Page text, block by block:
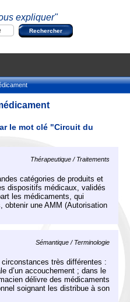
expliquer"
le mot clé "Circuit du
Thérapeutique / Traitements
catégories de produits et
dispositifs médicaux, validés
les médicaments, qui
obtenir une AMM (Autorisation
Sémantique / Terminologie
très différentes :
d’un accouchement ; dans le
délivre des médicaments
soignant les distribue à son